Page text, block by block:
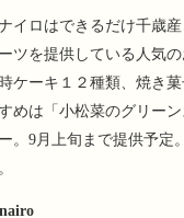
イロはできるだけ千歳
ツを提供している人気の
ケーキ１２種類、焼き
めは「小松菜のグリー
。9月上旬まで提供予定